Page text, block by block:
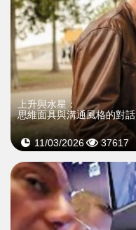
上升與水星：
思維面具與溝通風格的對話
11/03/2026 37617